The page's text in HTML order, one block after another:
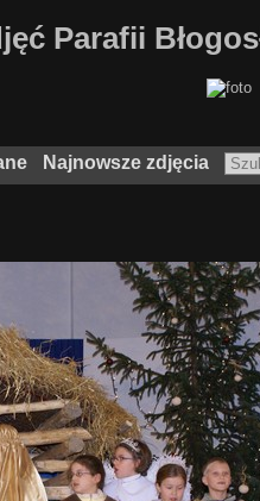
Parafii
Najnowsze zdjęcia